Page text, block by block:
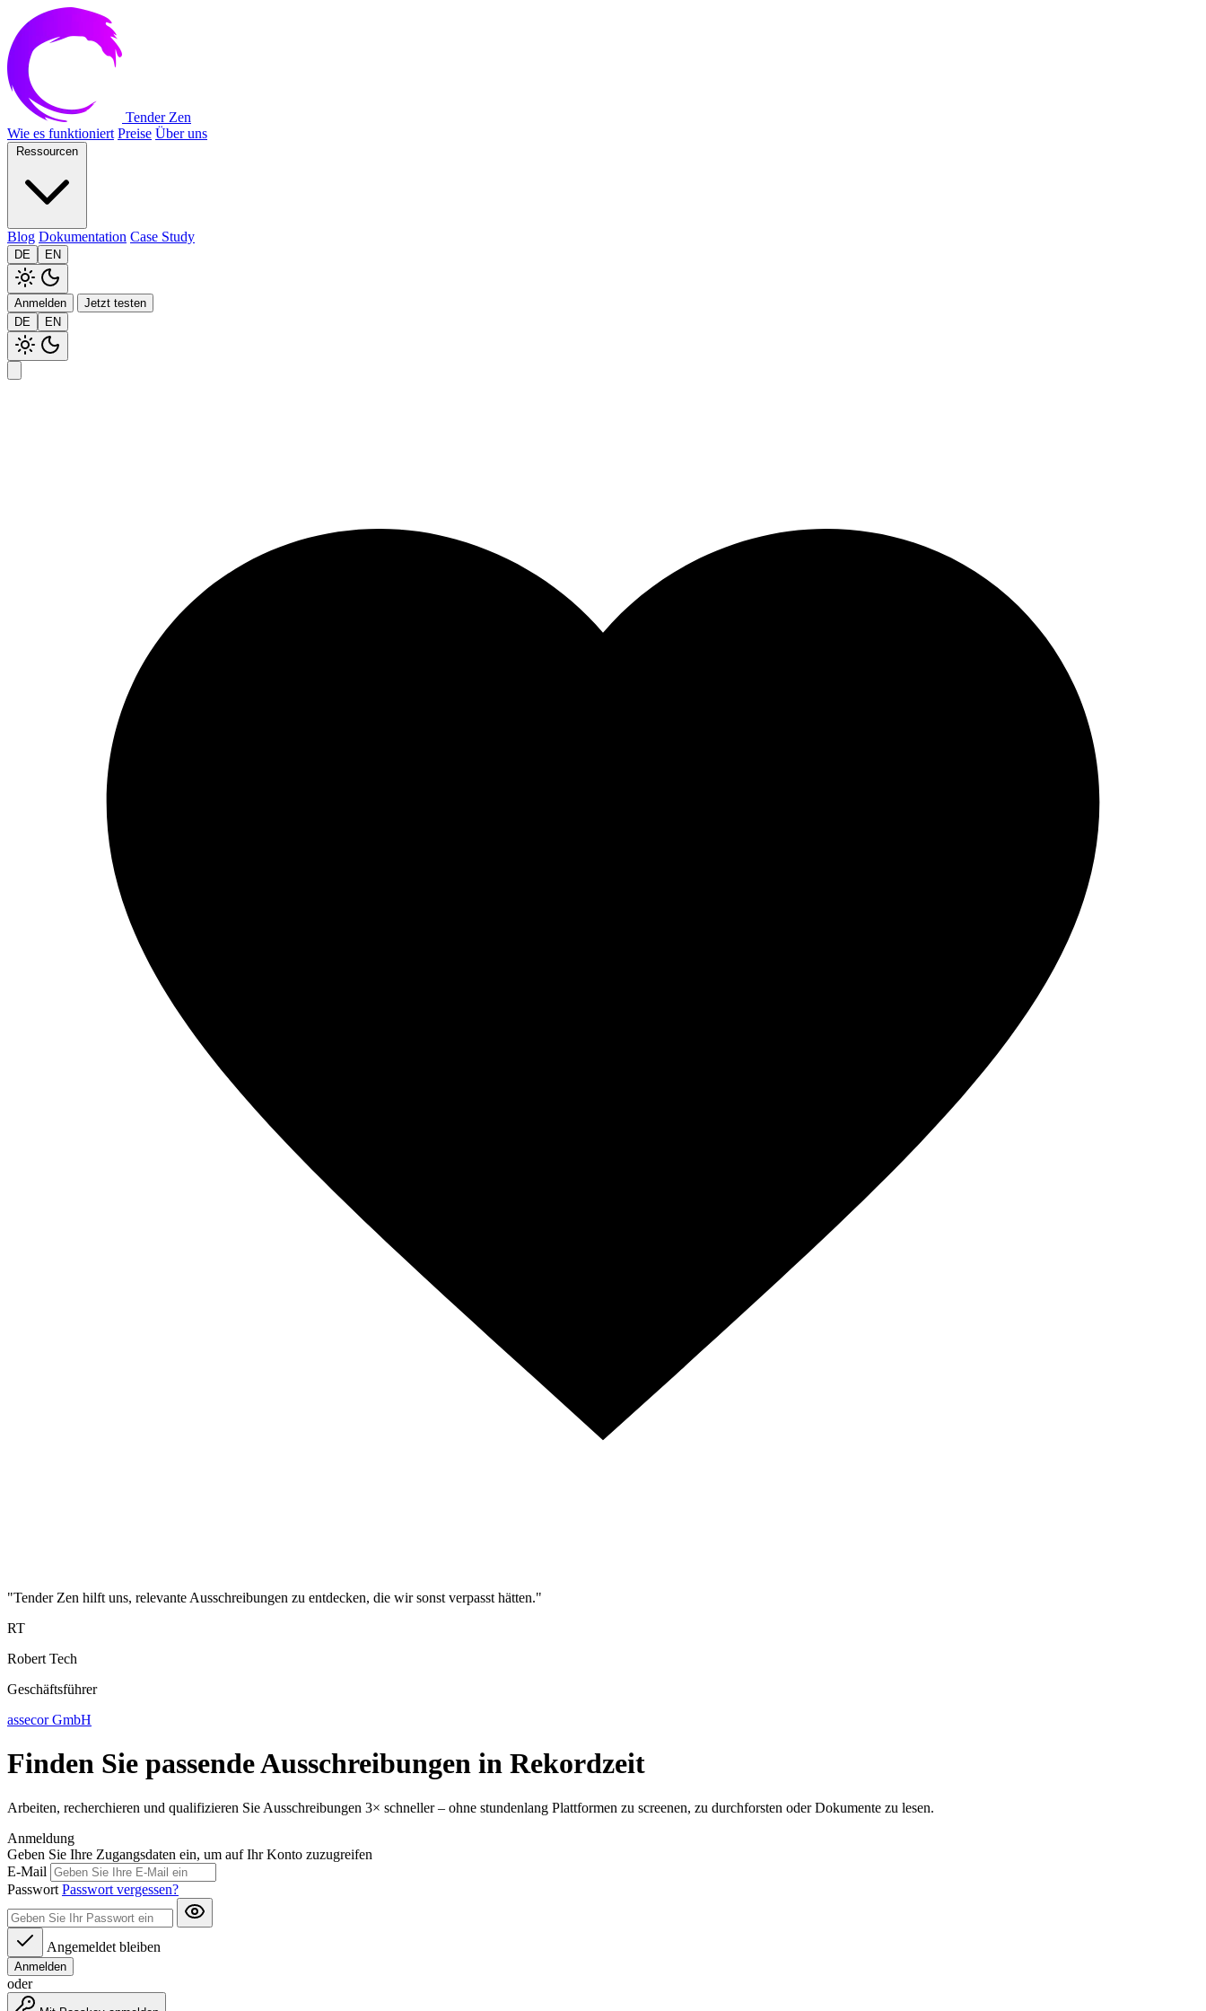
Tender Zen
Wie es funktioniert Preise Über uns
Blog Dokumentation Case Study
DE EN
Anmelden
Jetzt testen
DE
EN
"Tender Zen hilft uns, relevante Ausschreibungen zu entdecken, die wir sonst verpasst hätten."
RT
Robert Tech
Geschäftsführer
assecor GmbH
Finden Sie passende Ausschreibungen in Rekordzeit
Arbeiten, recherchieren und qualifizieren Sie Ausschreibungen 3× schneller – ohne stundenlang Plattformen zu screenen, zu durchforsten oder Dokumente zu lesen.
Anmeldung
Geben Sie Ihre Zugangsdaten ein, um auf Ihr Konto zuzugreifen
E-Mail
Passwort Passwort vergessen?
Angemeldet bleiben
Anmelden
oder